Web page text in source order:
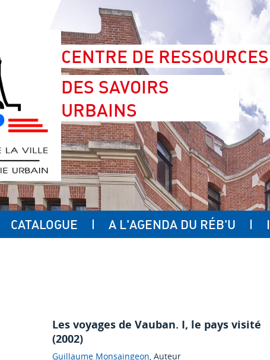
CENTRE DE RESSOURCES
DES SAVOIRS
URBAINS
CATALOGUE A L'AGENDA DU RÉB'U
Les voyages de Vauban. I, le pays visité
(2002)
Guillaume Monsaingeon, Auteur